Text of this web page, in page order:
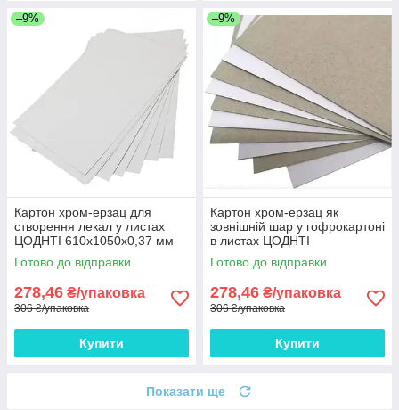
–9%
Картон хром-ерзац для
створення лекал у листах
ЦОДНТІ 610x1050x0,37 мм
щільність 270 г/м2 10 листів
Готово до відправки
278,46 ₴/упаковка
306 ₴/упаковка
Купити
–9%
Картон хром-ерзац як
зовнішній шар у гофрокартоні
в листах ЦОДНТІ
610x1050x0,37 мм щільність
270 г/м2 10 листів
Готово до відправки
278,46 ₴/упаковка
306 ₴/упаковка
Купити
Показати ще